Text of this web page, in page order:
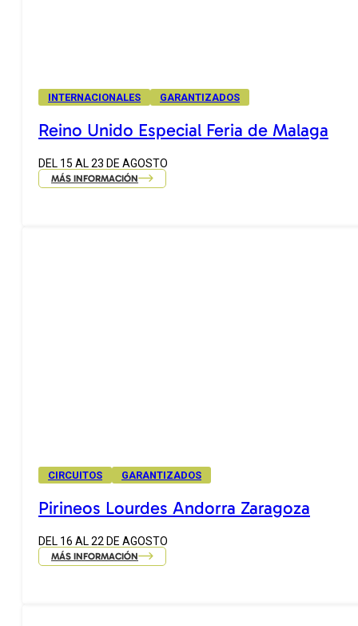
INTERNACIONALES GARANTIZADOS
Reino Unido Especial Feria de Malaga
DEL 15 AL 23 DE AGOSTO
MÁS INFORMACIÓN
CIRCUITOS GARANTIZADOS
Pirineos Lourdes Andorra Zaragoza
DEL 16 AL 22 DE AGOSTO
MÁS INFORMACIÓN